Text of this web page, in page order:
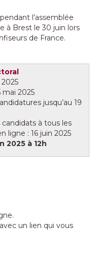
l’assemblée
à Brest le 30 juin lors
de France.
mai 2025
jusqu’au 19
à tous les
ligne : 16 juin 2025
2025 à 12h
un lien qui vous